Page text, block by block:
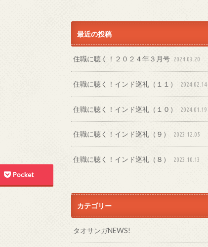
Pocket
最近の投稿
住職に聴く！２０２４年３月号 2024.03.20
住職に聴く！インド巡礼（１１） 2024.02.14
住職に聴く！インド巡礼（１０） 2024.01.19
住職に聴く！インド巡礼（９） 2023.12.05
住職に聴く！インド巡礼（８） 2023.10.13
カテゴリー
タオサンガNEWS!